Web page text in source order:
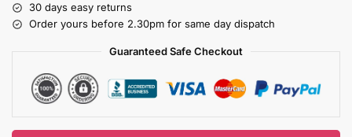
30 days easy returns
Order yours before 2.30pm for same day dispatch
Guaranteed Safe Checkout